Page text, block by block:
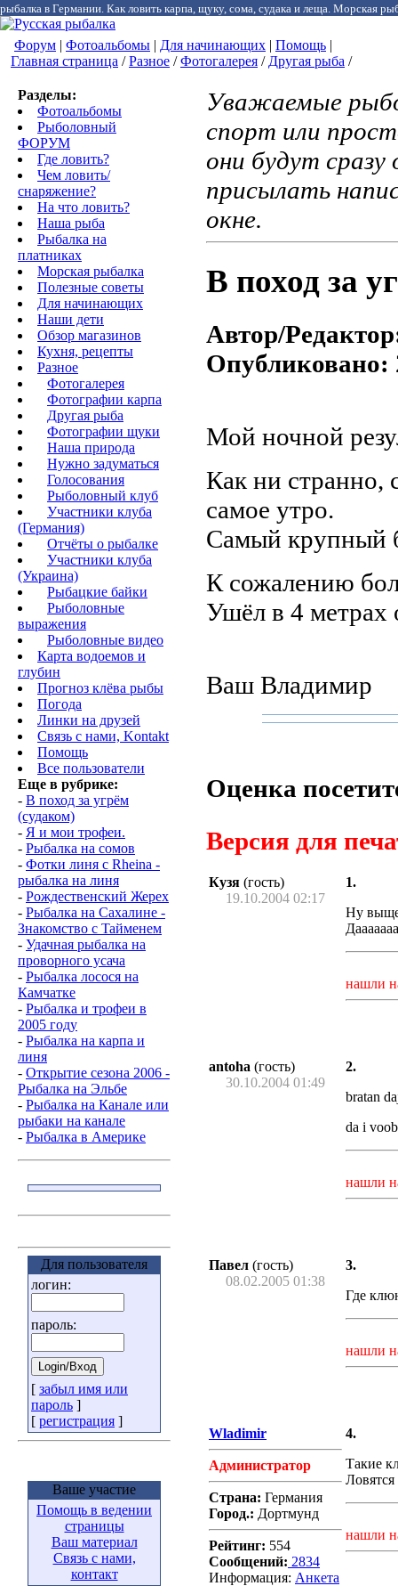
рыбалка в Германии. Как ловить карпа, щуку, сома, судака и леща. Морская
Форум | Фотоальбомы | Для начинающих | Помощь |
Главная страница /Разное /Фотогалерея / Другая рыба /
Разделы:
Фотоальбомы
Рыболовный
ФОРУМ
Где ловить?
Чем ловить/
снаряжение?
На что ловить?
Наша рыба
Рыбалка на
платниках
Морская рыбалка
Полезные советы
Для начинающих
Наши дети
Обзор магазинов
Кухня, рецепты
Разное
Фотогалерея
Фотографии карпа
Другая рыба
Фотографии щуки
Наша природа
Нужно задуматься
Голосования
Рыболовный клуб
Участники клуба
(Германия)
Отчёты о рыбалке
Участники клуба
(Украина)
Рыбацкие байки
Рыболовные
выражения
Рыболовные видео
Карта водоемов и
глубин
Прогноз клёва рыбы
Погода
Линки на друзей
Связь с нами, Kontakt
Помощь
Все пользователи
Еще в рубрике:
- В поход за угрём
(судаком)
- Я и мои трофеи.
- Рыбалка на сомов
- Фотки линя с Rheina -
рыбалка на линя
- Рождественский Жерех
- Рыбалка на Сахалине -
Знакомство с Taйменем
- Удачная рыбалка на
проворного усача
- Рыбалка лосося на
Камчатке
- Рыбалка и трофеи в
2005 году
- Рыбалка на карпа и
линя
- Открытие сезона 2006 -
Рыбалка на Эльбе
- Рыбалка на Канале или
рыбаки на канале
- Рыбалка в Америке
Для пользователя
логин:
пароль:
[ забыл имя или
пароль ]
[ регистрация ]
Ваше участие
Помощь в ведении
страницы
Ваш материал
Связь с нами,
контакт
Уважаемые
спорт или
они будут сразу
присылать
окне.
В поход за
Автор/
Опубликовано:
Мой ночной
Как ни странно,
самое утро.
Самый крупный
К сожалению
Ушёл в 4 метрах
Ваш Владимир
Оценка
Версия для
Кузя (гость)
19.10.2004 02:17
1.
Ну выще
нашли
antoha (гость)
30.10.2004 01:49
2.
bratan
da i
нашли
Павел (гость)
08.02.2005 01:38
3.
Где
нашли
Wladimir
Администратор
Страна: Германия
Город.: Дортмунд
Рейтинг: 554
Сообщений: 2834
Информация: Aнкета
4.
Такие
нашли